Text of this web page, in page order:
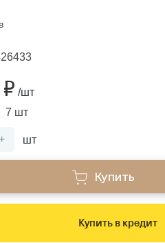
/шт
7 шт
шт
Купить
Купить в кредит